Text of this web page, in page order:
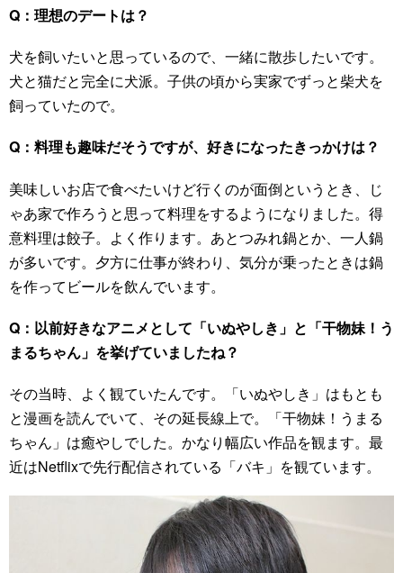
Q：理想のデートは？
犬を飼いたいと思っているので、一緒に散歩したいです。
犬と猫だと完全に犬派。子供の頃から実家でずっと柴犬を
飼っていたので。
Q：料理も趣味だそうですが、好きになったきっかけは？
美味しいお店で食べたいけど行くのが面倒というとき、じ
ゃあ家で作ろうと思って料理をするようになりました。得
意料理は餃子。よく作ります。あとつみれ鍋とか、一人鍋
が多いです。夕方に仕事が終わり、気分が乗ったときは鍋
を作ってビールを飲んでいます。
Q：以前好きなアニメとして「いぬやしき」と「干物妹！う
まるちゃん」を挙げていましたね？
その当時、よく観ていたんです。「いぬやしき」はもとも
と漫画を読んでいて、その延長線上で。「干物妹！うまる
ちゃん」は癒やしでした。かなり幅広い作品を観ます。最
近はNetflixで先行配信されている「バキ」を観ています。